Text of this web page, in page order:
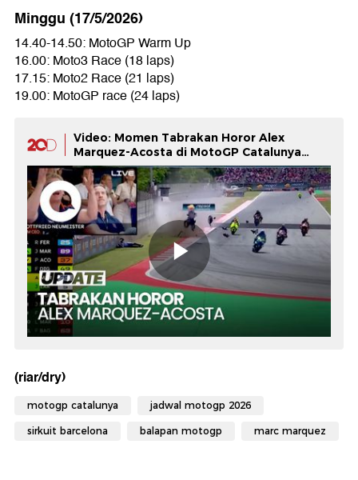
Minggu (17/5/2026)
14.40-14.50: MotoGP Warm Up
16.00: Moto3 Race (18 laps)
17.15: Moto2 Race (21 laps)
19.00: MotoGP race (24 laps)
Video: Momen Tabrakan Horor Alex
Marquez-Acosta di MotoGP Catalunya
2026
(riar/dry)
motogp catalunya jadwal motogp 2026
sirkuit barcelona balapan motogp marc marquez